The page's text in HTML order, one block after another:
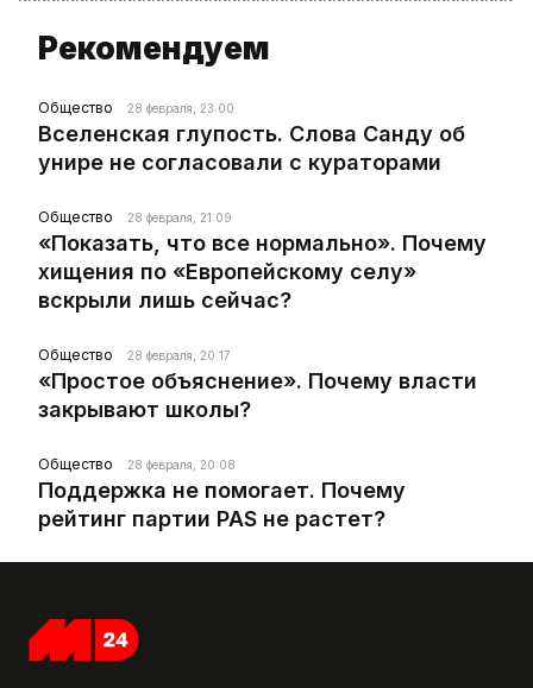
Рекомендуем
Общество 28 февраля, 23:00
Вселенская глупость. Слова Санду об
унире не согласовали с кураторами
Общество 28 февраля, 21:09
«Показать, что все нормально». Почему
хищения по «Европейскому селу»
вскрыли лишь сейчас?
Общество 28 февраля, 20:17
«Простое объяснение». Почему власти
закрывают школы?
Общество 28 февраля, 20:08
Поддержка не помогает. Почему
рейтинг партии PAS не растет?